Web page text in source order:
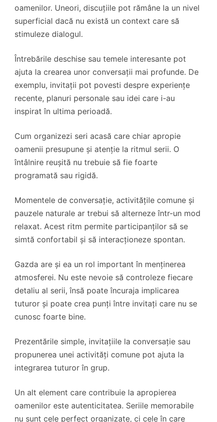
oamenilor. Uneori, discuțiile pot rămâne la un nivel
superficial dacă nu există un context care să
stimuleze dialogul.
Întrebările deschise sau temele interesante pot
ajuta la crearea unor conversații mai profunde. De
exemplu, invitații pot povesti despre experiențe
recente, planuri personale sau idei care i-au
inspirat în ultima perioadă.
Cum organizezi seri acasă care chiar apropie
oamenii presupune și atenție la ritmul serii. O
întâlnire reușită nu trebuie să fie foarte
programată sau rigidă.
Momentele de conversație, activitățile comune și
pauzele naturale ar trebui să alterneze într-un mod
relaxat. Acest ritm permite participanților să se
simtă confortabil și să interacționeze spontan.
Gazda are și ea un rol important în menținerea
atmosferei. Nu este nevoie să controleze fiecare
detaliu al serii, însă poate încuraja implicarea
tuturor și poate crea punți între invitați care nu se
cunosc foarte bine.
Prezentările simple, invitațiile la conversație sau
propunerea unei activități comune pot ajuta la
integrarea tuturor în grup.
Un alt element care contribuie la apropierea
oamenilor este autenticitatea. Seriile memorabile
nu sunt cele perfect organizate, ci cele în care